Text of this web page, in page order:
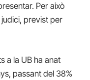
Per això
previst per
a la UB ha anat
passant del 38%